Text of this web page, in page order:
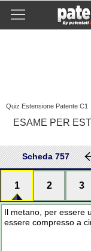
Quiz Estensione Patente C1
ESAME PER
Scheda 757
1 2 3
Il metano, per essere
essere compresso a